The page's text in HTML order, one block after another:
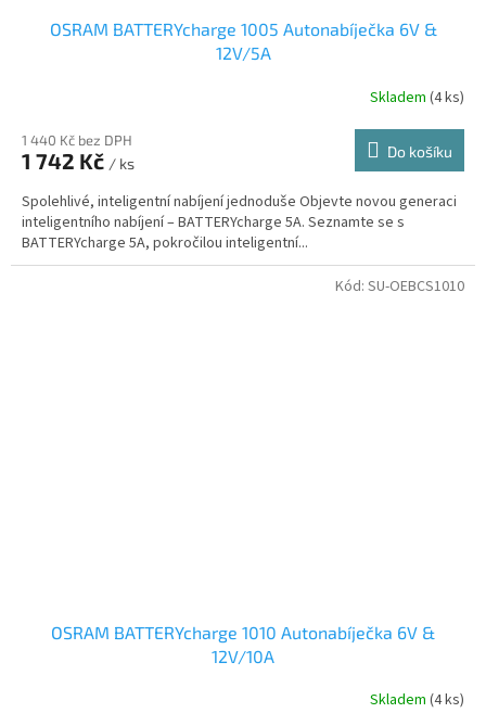
OSRAM BATTERYcharge 1005 Autonabíječka 6V &
12V/5A
Skladem (4 ks)
1 440 Kč bez DPH
1 742 Kč / ks
Do košíku
Spolehlivé, inteligentní nabíjení jednoduše Objevte novou generaci
inteligentního nabíjení – BATTERYcharge 5A. Seznamte se s
BATTERYcharge 5A, pokročilou inteligentní...
OSRAM BATTERYcharge 1010 Autonabíječka 6V &
12V/10A
Skladem (4 ks)
Kód: SU-OEBCS1010